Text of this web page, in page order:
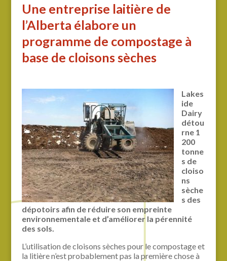
Une entreprise laitière de
l’Alberta élabore un
programme de compostage à
base de cloisons sèches
Lakes
ide
Dairy
détou
rne 1
200
tonne
s de
cloiso
ns
sèche
s des
dépotoirs afin de réduire son empreinte
environnementale et d’améliorer la pérennité
des sols.
L’utilisation de cloisons sèches pour le compostage et
la litière n’est probablement pas la première chose à